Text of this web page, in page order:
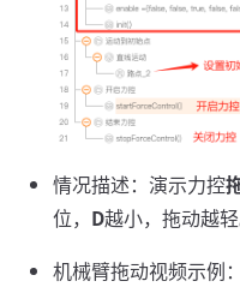
情况描述：演示力控
位， D越小，拖动越轻
机械臂拖动视频示例：